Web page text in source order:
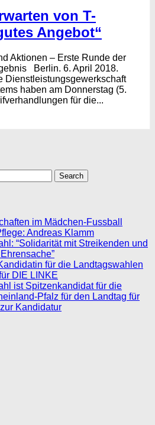
von T-
Angebot“
Aktionen – Erste Runde der
Berlin. 6. April 2018.
Dienstleistungsgewerkschaft
haben am Donnerstag (5.
für die...
im Mädchen-Fussball
Andreas Klamm
“Solidarität mit Streikenden und
für die Landtagswahlen
DIE LINKE
ist Spitzenkandidat für die
Pfalz für den Landtag für
Kandidatur